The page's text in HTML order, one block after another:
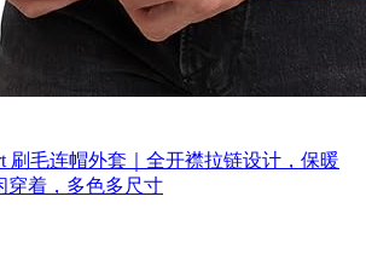
刷毛连帽外套｜全开襟拉链设计，保暖
穿着，多色多尺寸